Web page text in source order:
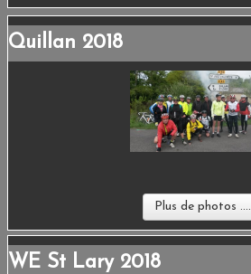
Quillan 2018
Plus de photos ....
WE St Lary 2018